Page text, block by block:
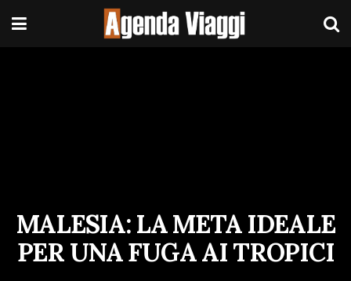
MALESIA: LA META IDEALE
PER UNA FUGA AI TROPICI